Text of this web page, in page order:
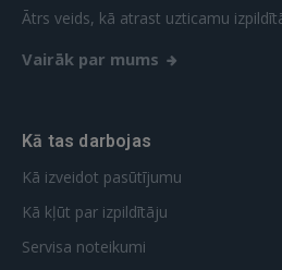
Ātrs veids, kā atrast uzticamu
Vairāk par mums
Kā tas darbojas
Kā izveidot pasūtījumu
Kā kļūt par izpildītāju
Servisa noteikumi